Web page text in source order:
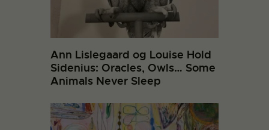
Ann Lislegaard og Louise Hold
Sidenius: Oracles, Owls… Some
Animals Never Sleep